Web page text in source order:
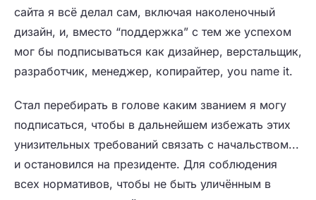
сайта я всё делал сам, включая наколеночный
дизайн, и, вместо “поддержка” с тем же успехом
мог бы подписываться как дизайнер, верстальщик,
разработчик, менеджер, копирайтер, you name it.
Стал перебирать в голове каким званием я могу
подписаться, чтобы в дальнейшем избежать этих
унизительных требований связать с начальством...
и остановился на президенте. Для соблюдения
всех нормативов, чтобы не быть уличённым в